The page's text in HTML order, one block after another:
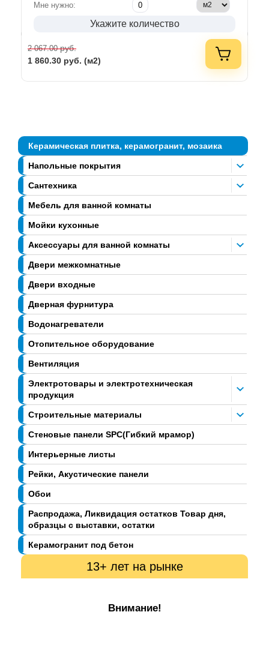
Керамическая плитка, керамогранит, мозаика
Напольные покрытия
Сантехника
Мебель для ванной комнаты
Мойки кухонные
Аксессуары для ванной комнаты
Двери межкомнатные
Двери входные
Дверная фурнитура
Водонагреватели
Отопительное оборудование
Вентиляция
Электротовары и электротехническая
продукция
Строительные материалы
Стеновые панели SPC(Гибкий мрамор)
Интерьерные листы
Рейки, Акустические панели
Обои
Распродажа, Ликвидация остатков Товар дня,
образцы с выставки, остатки
Керамогранит под бетон
13+ лет на рынке
Внимание!
Мне нужно:
Укажите количество
2 067.00руб.
1 860.30 руб. (м2)